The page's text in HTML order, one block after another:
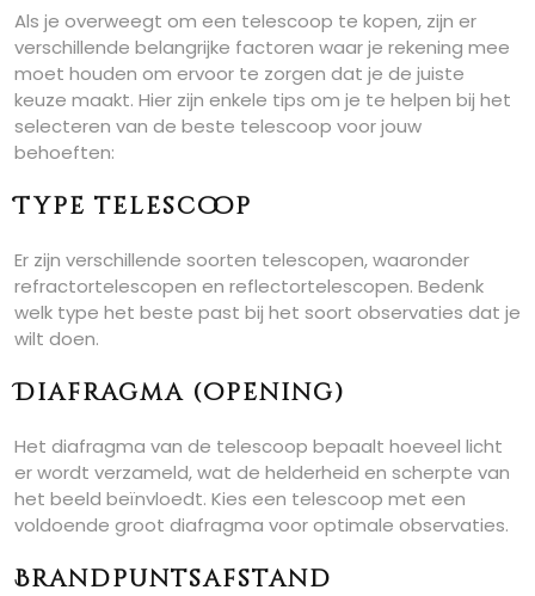
Als je overweegt om een telescoop te kopen, zijn er
verschillende belangrijke factoren waar je rekening mee
moet houden om ervoor te zorgen dat je de juiste
keuze maakt. Hier zijn enkele tips om je te helpen bij het
selecteren van de beste telescoop voor jouw
behoeften:
Type telescoop
Er zijn verschillende soorten telescopen, waaronder
refractortelescopen en reflectortelescopen. Bedenk
welk type het beste past bij het soort observaties dat je
wilt doen.
Diafragma (opening)
Het diafragma van de telescoop bepaalt hoeveel licht
er wordt verzameld, wat de helderheid en scherpte van
het beeld beïnvloedt. Kies een telescoop met een
voldoende groot diafragma voor optimale observaties.
Brandpuntsafstand